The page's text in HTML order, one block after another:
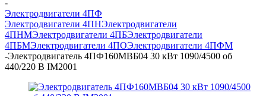
-
Электродвигатели 4ПФ
Электродвигатели 4ПНЭлектродвигатели
4ПНМЭлектродвигатели 4ПБЭлектродвигатели
4ПБМЭлектродвигатели 4ПОЭлектродвигатели 4ПФМ
-Электродвигатель 4ПФ160МВБ04 30 кВт 1090/4500 об
440/220 В IM2001